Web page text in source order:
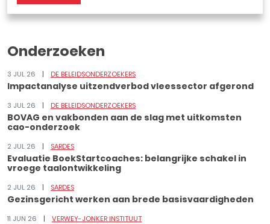
Onderzoeken
3 JUL 26 DE BELEIDSONDERZOEKERS
Impactanalyse uitzendverbod vleessector afgerond
3 JUL 26 DE BELEIDSONDERZOEKERS
BOVAG en vakbonden aan de slag met uitkomsten
cao-onderzoek
2 JUL 26 SARDES
Evaluatie BoekStartcoaches: belangrijke schakel in
vroege taalontwikkeling
2 JUL 26 SARDES
Gezinsgericht werken aan brede basisvaardigheden
11 JUN 26 VERWEY-JONKER INSTITUUT